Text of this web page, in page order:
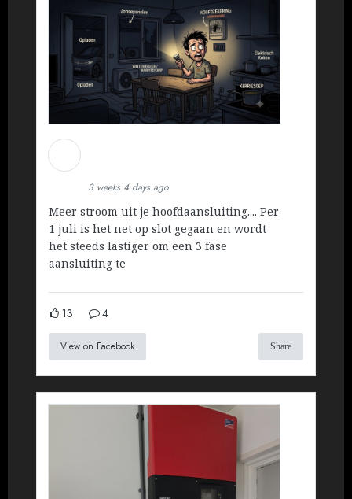
3 weeks 4 days ago
Meer stroom uit je hoofdaansluiting.... Per
1 juli is het net op slot gegaan en wordt
het steeds lastiger om een 3 fase
aansluiting te
13 4
View on Facebook Share